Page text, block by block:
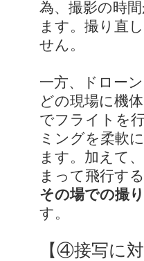
為、撮影の時
ます。撮り直
せん。
一方、ドロー
どの現場に機
でフライトを
ミングを柔軟
ます。加えて
まって飛行す
その場での撮
す。
【④接写に